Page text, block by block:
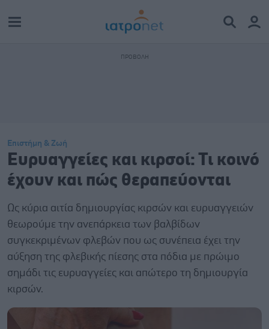
Επιστήμη & Ζωή
Ευρυαγγείες και κιρσοί: Τι κοινό
έχουν και πώς θεραπεύονται
Ως κύρια αιτία δημιουργίας κιρσών και ευρυαγγειών
θεωρούμε την ανεπάρκεια των βαλβίδων
συγκεκριμένων φλεβών που ως συνέπεια έχει την
αύξηση της φλεβικής πίεσης στα πόδια με πρώιμο
σημάδι τις ευρυαγγείες και απώτερο τη δημιουργία
κιρσών.